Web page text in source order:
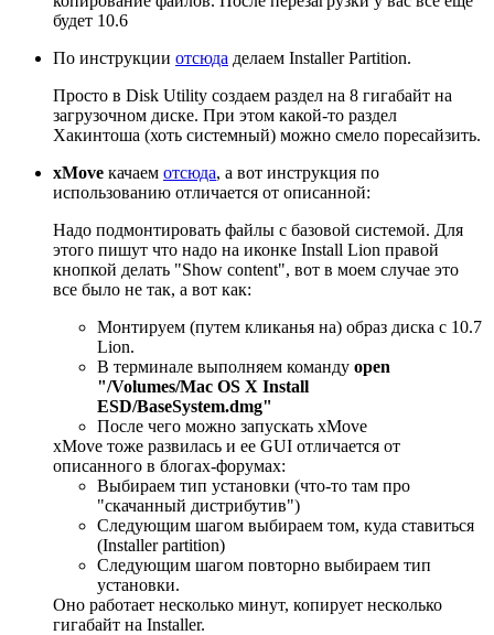
будет 10.6
По инструкции отсюда делаем Installer Partition.
Просто в Disk Utility создаем раздел на 8 гигабайт на
загрузочном диске. При этом какой-то раздел
Хакинтоша (хоть системный) можно смело поресайзить.
xMove качаем отсюда, а вот инструкция по
использованию отличается от описанной:
Надо подмонтировать файлы с базовой системой. Для
этого пишут что надо на иконке Install Lion правой
кнопкой делать "Show content", вот в моем случае это
все было не так, а вот как:
Монтируем (путем кликанья на) образ диска с 10.7
Lion.
В терминале выполняем команду open
"/Volumes/Mac OS X Install
ESD/BaseSystem.dmg"
После чего можно запускать xMove
xMove тоже развилась и ее GUI отличается от
описанного в блогах-форумах:
Выбираем тип установки (что-то там про
"скачанный дистрибутив")
Следующим шагом выбираем том, куда ставиться
(Installer partition)
Следующим шагом повторно выбираем тип
установки.
Оно работает несколько минут, копирует несколько
гигабайт на Installer.